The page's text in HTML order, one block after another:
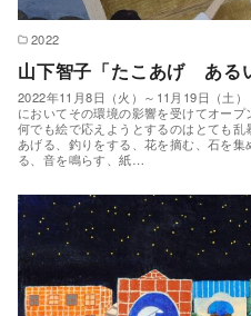
2022
山下智子「たこあげ ある
2022年11月8日（火）～11月19日（土
においてその環境の影響を受けてオー
何でも絵で応えようとするのはとても
あげる、釣りをする、花を摘む、石を
る、音を鳴らす、紙…